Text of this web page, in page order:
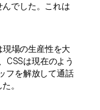
でした。これは
場の生産性を大
CSSは現在のよう
フを解放して通話
。